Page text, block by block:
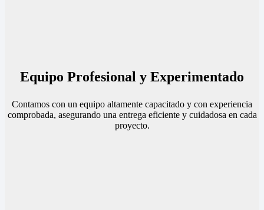
Equipo Profesional y Experimentado
Contamos con un equipo altamente capacitado y con experiencia
comprobada, asegurando una entrega eficiente y cuidadosa en cada
proyecto.